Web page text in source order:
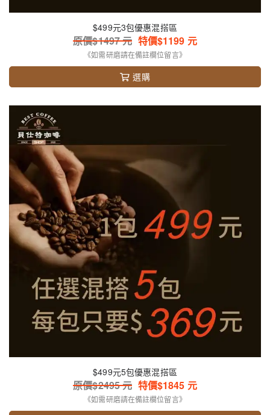
$499元3包優惠混搭區
原價$1497元 特價$1199 元
《如需研磨請在備註欄位留言》
選購
$499元5包優惠混搭區
原價$2495元 特價$1845 元
《如需研磨請在備註欄位留言》